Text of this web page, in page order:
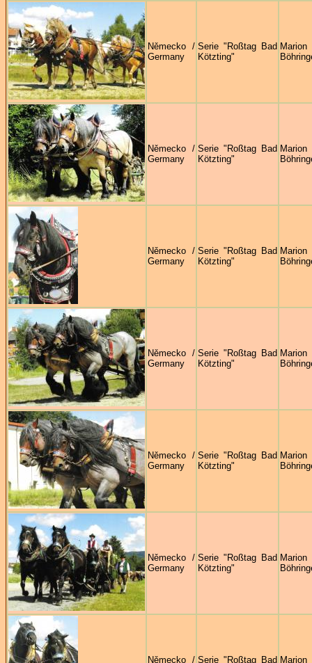
Německo /
Germany
Serie "Roßtag Bad
Kötzting"
Marion
Německo /
Germany
Serie "Roßtag Bad
Kötzting"
Marion
Německo /
Germany
Serie "Roßtag Bad
Kötzting"
Marion
Německo /
Germany
Serie "Roßtag Bad
Kötzting"
Marion
Německo /
Germany
Serie "Roßtag Bad
Kötzting"
Marion
Německo /
Germany
Serie "Roßtag Bad
Kötzting"
Marion
Německo / Serie "Roßtag Bad Marion